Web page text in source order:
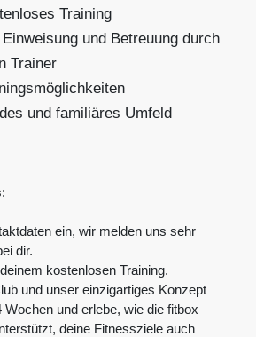
Training
und Betreuung durch
Trainer
und familiäres Umfeld
ein, wir melden uns sehr
dir.
kostenlosen Training.
und unser einzigartiges Konzept
Wochen und erlebe, wie die fitbox
deine Fitnessziele auch